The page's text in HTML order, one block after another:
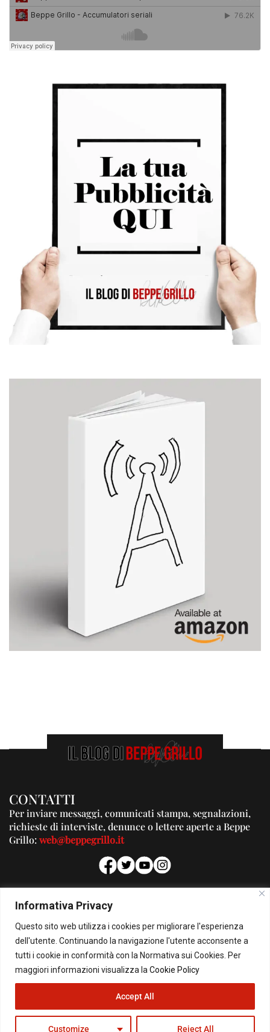
Informativa Privacy
Questo sito web utilizza i cookies per migliorare l'esperienza
dell'utente. Continuando la navigazione l'utente acconsente a
tutti i cookie in conformità con la Normativa sui Cookies. Per
maggiori informazioni visualizza la Cookie Policy
Customize Reject All
Accept All
CONTATTI
Per inviare messaggi, comunicati stampa, segnalazioni,
richieste di interviste, denunce o lettere aperte a Beppe
Grillo:web@beppegrillo.it
PUBBLICITA'
Per la tua pubblicità su questo Blog:
pubblicita@beppegrillo.it
© Copyright 2026 - Il Blog di Beppe Grillo. All Rights Reserved - Powered by
happygrafic.com